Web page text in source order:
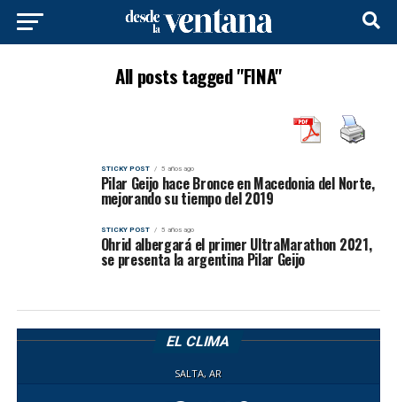
All posts tagged "FINA"
STICKY POST 5 años ago
Pilar Geijo hace Bronce en Macedonia del Norte,
mejorando su tiempo del 2019
STICKY POST 5 años ago
Ohrid albergará el primer UltraMarathon 2021,
se presenta la argentina Pilar Geijo
EL CLIMA
SALTA, AR